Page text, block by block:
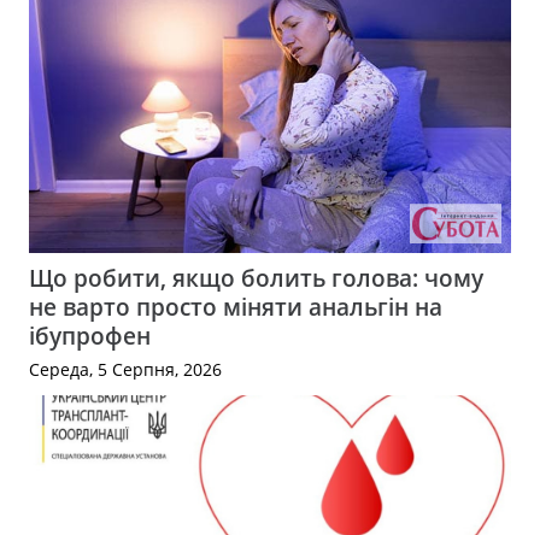
Що робити, якщо болить голова: чому
не варто просто міняти анальгін на
ібупрофен
Середа, 5 Серпня, 2026